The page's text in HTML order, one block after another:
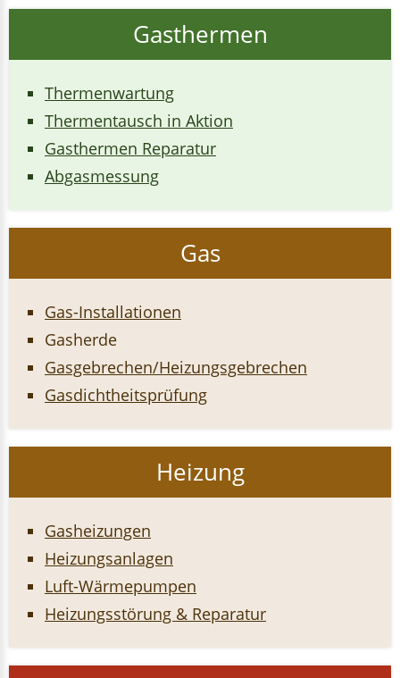
Gasthermen
Thermenwartung
Thermentausch in Aktion
Gasthermen Reparatur
Abgasmessung
Gas
Gas-Installationen
Gasherde
Gasgebrechen/Heizungsgebrechen
Gasdichtheitsprüfung
Heizung
Gasheizungen
Heizungsanlagen
Luft-Wärmepumpen
Heizungsstörung & Reparatur